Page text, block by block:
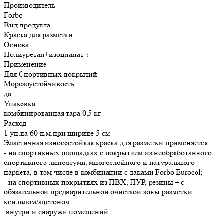
Производитель
Forbo
Вид продукта
Краска для разметки
Основа
Полиуретан+изоцианат !
Применение
Для Спортивных покрытий
Морозоустойчивость
да
Упаковка
комбинированная тара 0,5 кг
Расход
1 уп.на 60 п.м.при ширине 5 см
Эластичная износостойкая краска для разметки применяется:
- на спортивных площадках с покрытием из необработанного
спортивного линолеума, многослойного и натурального
паркета, в том числе в комбинации с лаками Forbo Eurocol;
- на спортивных покрытиях из ПВХ, ПУР, резины – с
обязательной предварительной очисткой зоны разметки
ксилолом/ацетоном
внутри и снаружи помещений.